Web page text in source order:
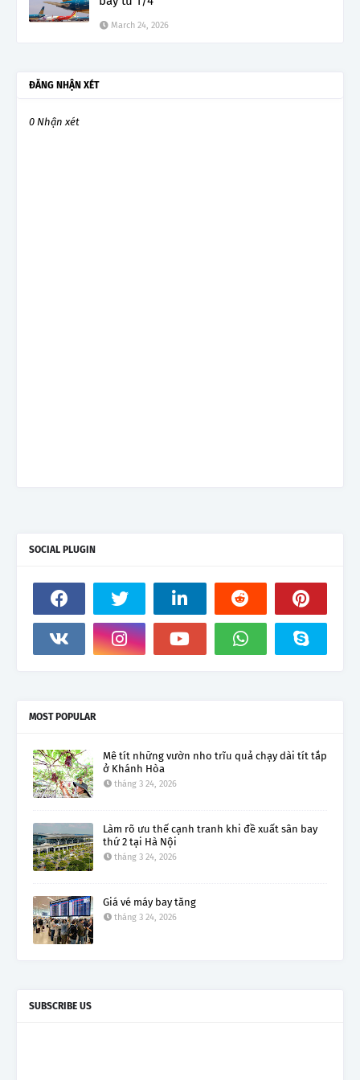
March 24, 2026
ĐĂNG NHẬN XÉT
0 Nhận xét
SOCIAL PLUGIN
MOST POPULAR
Mê tít những vườn nho trĩu quả chạy dài tít tắp
ở Khánh Hòa
tháng 3 24, 2026
Làm rõ ưu thế cạnh tranh khi đề xuất sân bay
thứ 2 tại Hà Nội
tháng 3 24, 2026
Giá vé máy bay tăng
tháng 3 24, 2026
SUBSCRIBE US